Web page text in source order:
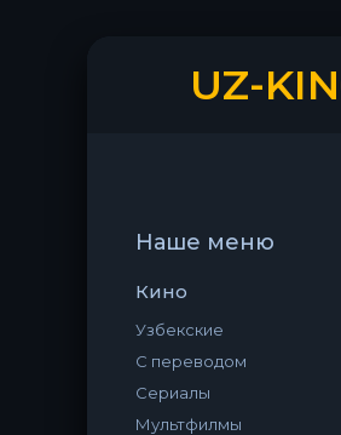
UZ-
Наше меню
Кино
Узбекские
С переводом
Сериалы
Мультфилмы